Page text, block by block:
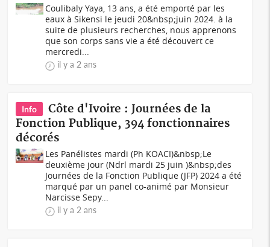
Coulibaly Yaya, 13 ans, a été emporté par les
eaux à Sikensi le jeudi 20&nbsp;juin 2024. à la
suite de plusieurs recherches, nous apprenons
que son corps sans vie a été découvert ce
mercredi...
il y a 2 ans
Info
Côte d'Ivoire : Journées de la
Fonction Publique, 394 fonctionnaires
décorés
Les Panélistes mardi (Ph KOACI)&nbsp;Le
deuxième jour (Ndrl mardi 25 juin )&nbsp;des
Journées de la Fonction Publique (JFP) 2024 a été
marqué par un panel co-animé par Monsieur
Narcisse Sepy...
il y a 2 ans